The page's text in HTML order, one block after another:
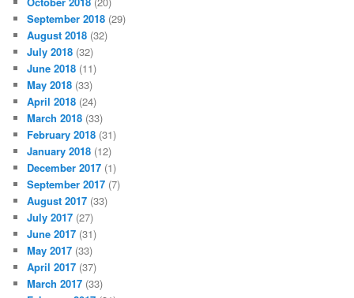
September 2018 (29)
August 2018 (32)
July 2018 (32)
June 2018 (11)
May 2018 (33)
April 2018 (24)
March 2018 (33)
February 2018 (31)
January 2018 (12)
December 2017 (1)
September 2017 (7)
August 2017 (33)
July 2017 (27)
June 2017 (31)
May 2017 (33)
April 2017 (37)
March 2017 (33)